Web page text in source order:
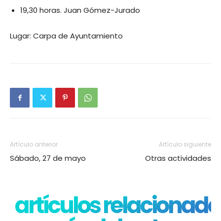
19,30 horas. Juan Gómez-Jurado
Lugar: Carpa de Ayuntamiento
Artículo anterior
Sábado, 27 de mayo
Artículo siguiente
Otras actividades
artículos